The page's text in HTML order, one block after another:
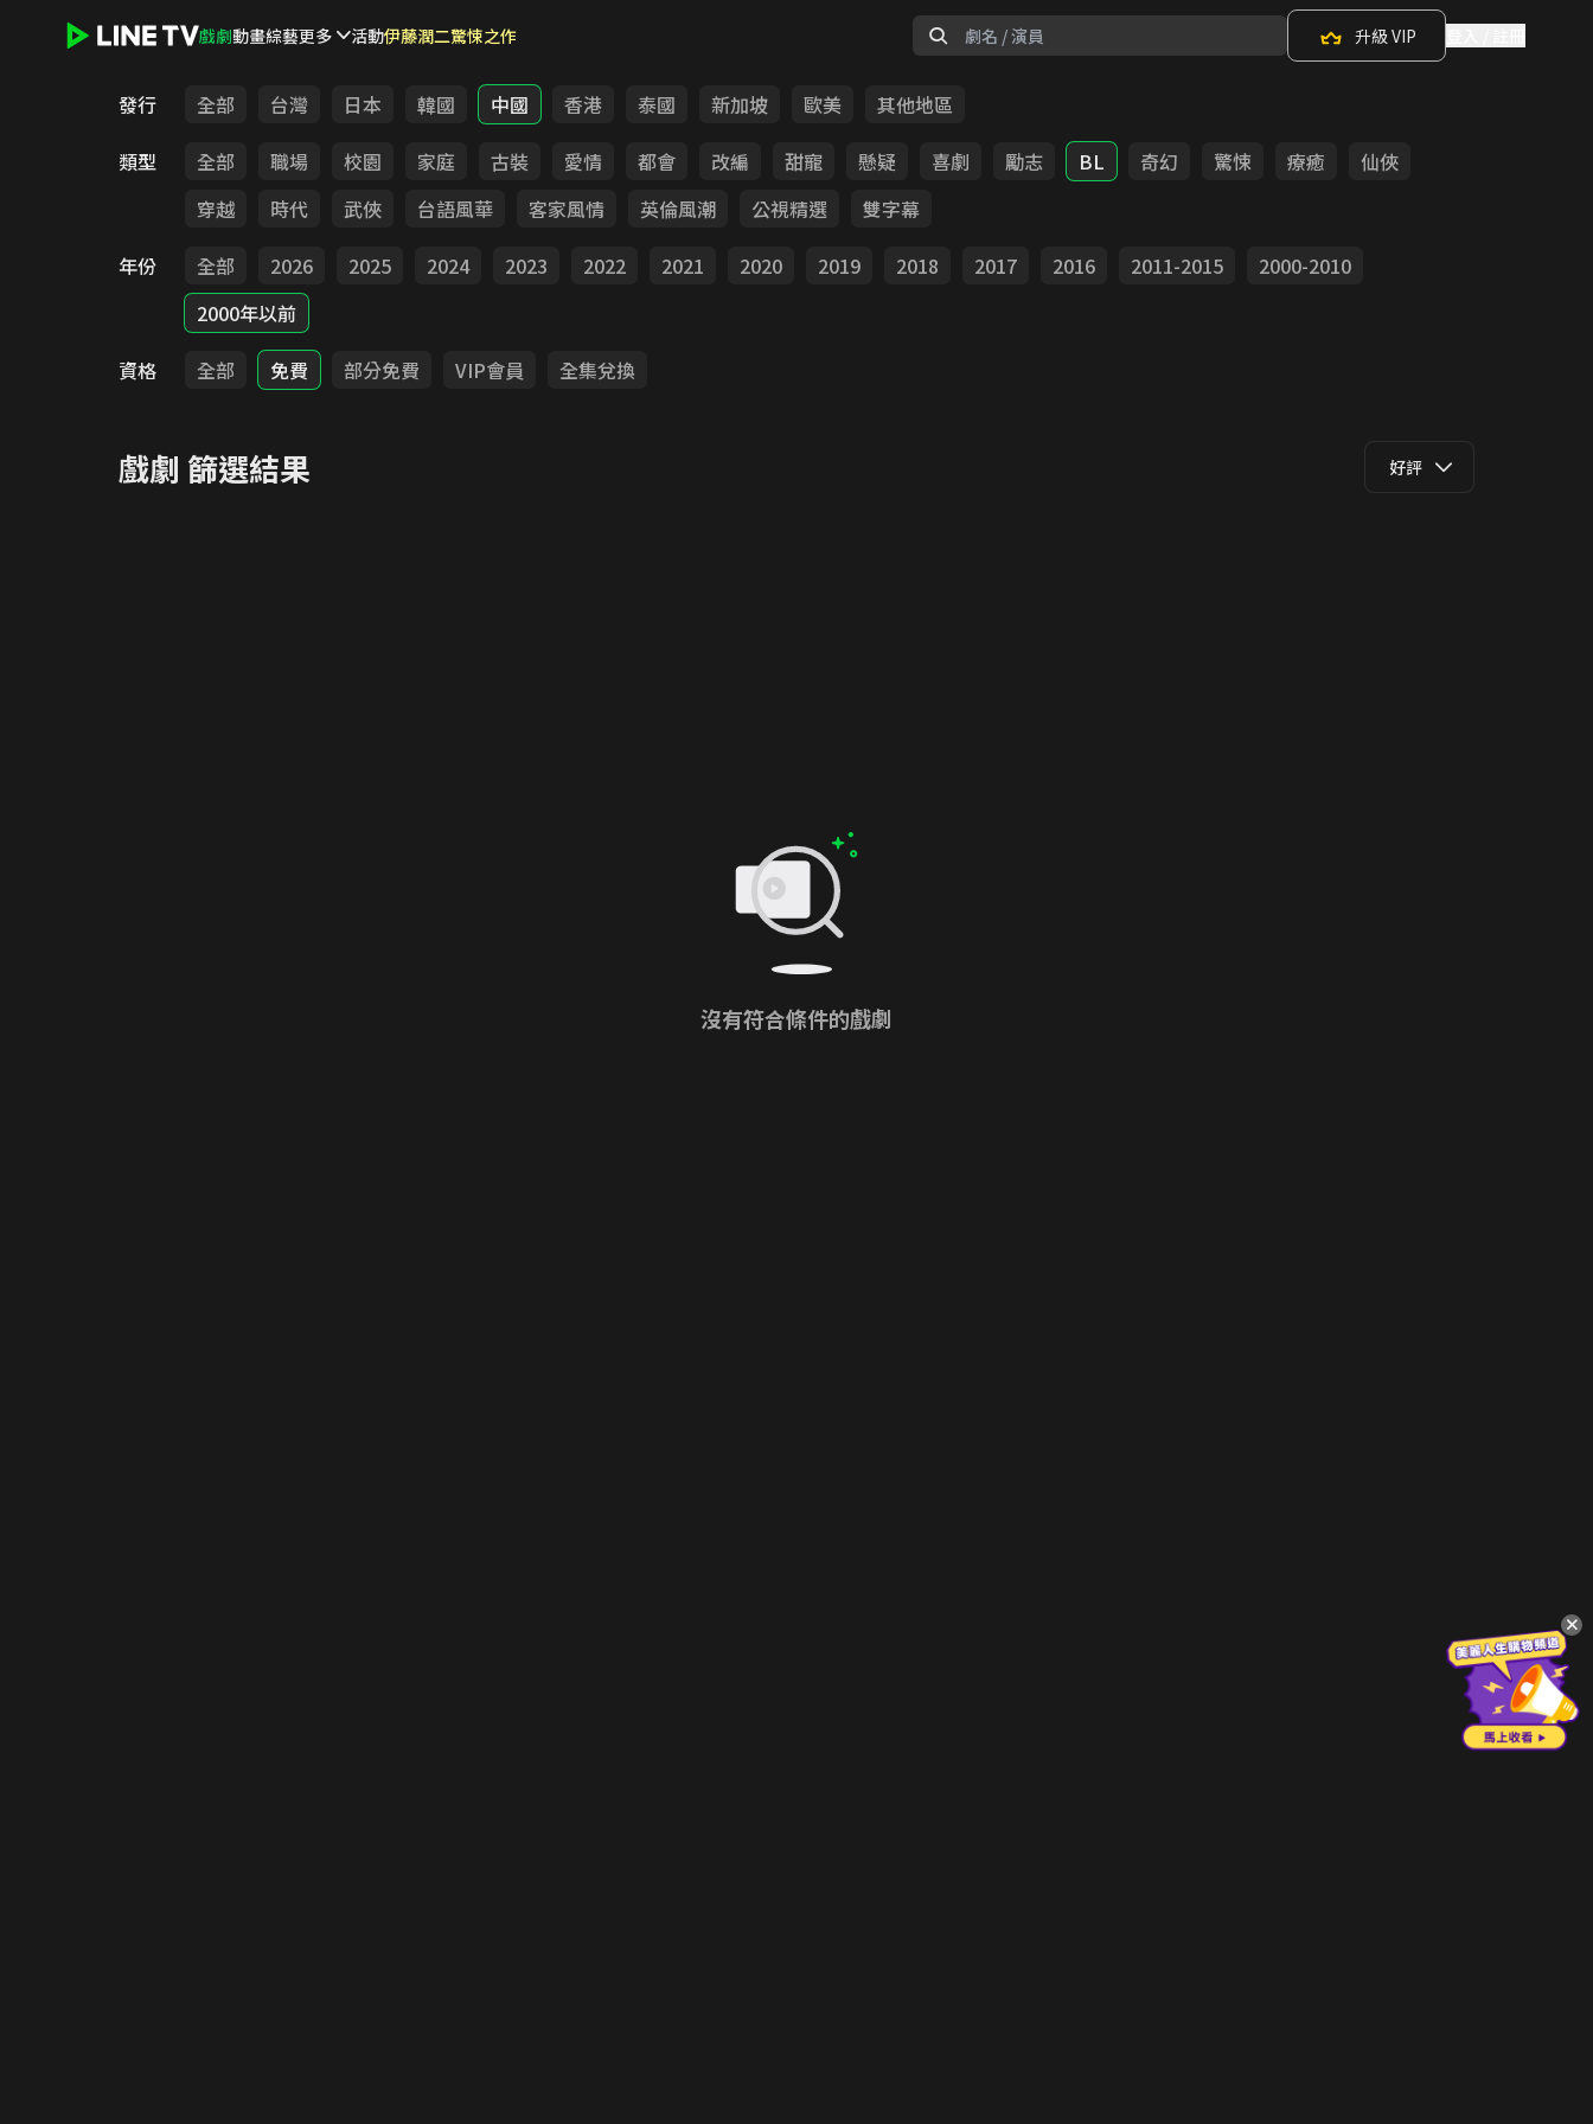
戲劇動畫綜藝更多 活動伊藤潤二驚悚之作 升級 VIP
發行 全部 台灣 日本 韓國 中國 香港 泰國 新加坡 歐美
其他地區
類型
全部 職場 校園 家庭 古裝 愛情 都會 改編 甜寵 懸疑 喜劇 勵志 BL 奇幻 驚悚 療癒
仙俠
穿越
時代 武俠 台語風華 客家風情 英倫風潮 公視精選
雙字幕
年份
全部 2026 2025 2024 2023 2022 2021 2020 2019 2018 2017 2016 2011-2015
2000-2010
2000年以前
資格
全部 免費 部分免費 VIP會員 全集兌換
戲劇 篩選結果 好評
沒有符合條件的戲劇